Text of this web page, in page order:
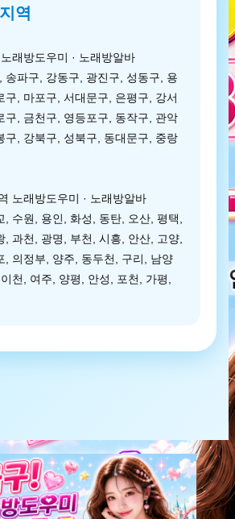
역
래방도우미 · 노래방알바
송파구, 강동구, 광진구, 성동구, 용
구, 마포구, 서대문구, 은평구, 강서
구, 금천구, 영등포구, 동작구, 관악
구, 강북구, 성북구, 동대문구, 중랑
노래방도우미 · 노래방알바
, 수원, 용인, 화성, 동탄, 오산, 평택,
, 과천, 광명, 부천, 시흥, 안산, 고양,
, 의정부, 양주, 동두천, 구리, 남양
천, 여주, 양평, 안성, 포천, 가평,